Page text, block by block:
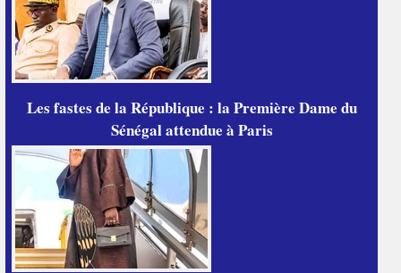
Les fastes de la République : la Première Dame du
Sénégal attendue à Paris